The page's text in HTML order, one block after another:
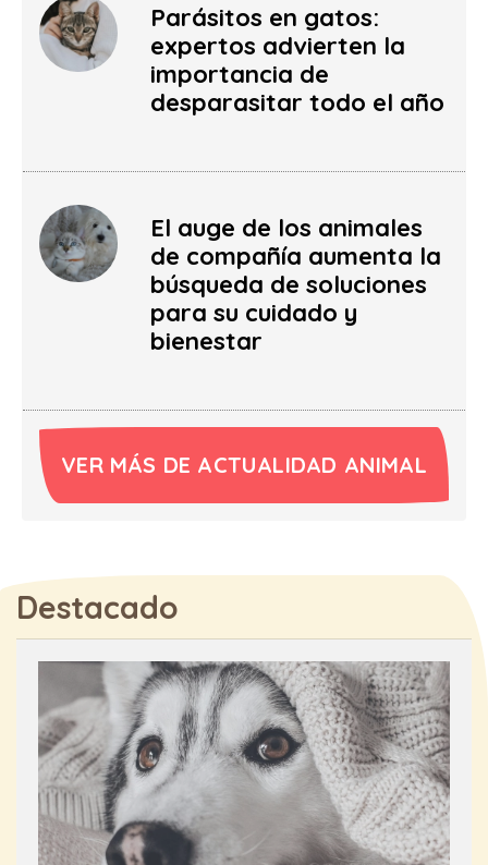
Parásitos en gatos:
expertos advierten la
importancia de
desparasitar todo el año
El auge de los animales
de compañía aumenta la
búsqueda de soluciones
para su cuidado y
bienestar
VER MÁS DE ACTUALIDAD ANIMAL
Destacado